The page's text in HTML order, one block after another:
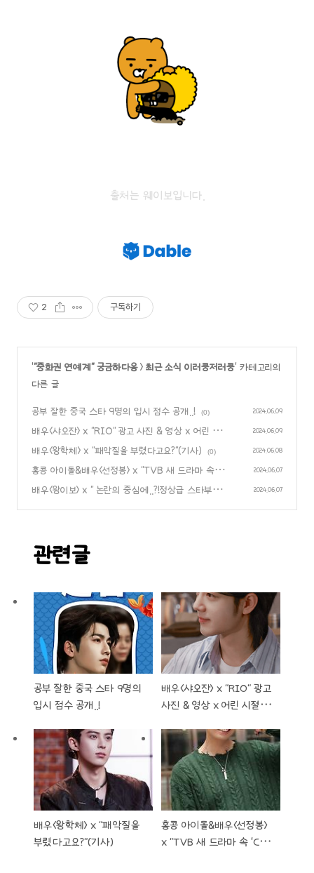
출처는 웨이보입니다.
2 구독하기
'"중화권 연예계" 궁금하다옹> 최근 소식 이러쿵저러쿵' 카테고리의
다른 글
공부 잘한 중국 스타 9명의 입시 점수 공개..! (0) 2024.06.09
배우<샤오잔> x "RIO" 광고 사진 & 영상 x 어린 시
절 사진 유출..!
(0)
2024.06.09
배우<왕학체> x "패악질을 부렸다고요?"(기사) (0) 2024.06.08
홍콩 아이돌&배우<선정봉> x "TVB 새 드라마 속 'C
P' 호평..!"모자애 열애설 양쪽 모두 직접 대응..!" (기
2024.06.07
배우<왕이보> x " 논란의 중심에..?!정상급 스타부터
2024.06.07
관련글
공부 잘한 중국 스타 9명의
입시 점수 공개..!
배우<샤오잔> x "RIO" 광고
사진 & 영상 x 어린 시절 사
배우<왕학체> x "패악질을
부렸다고요?"(기사)
홍콩 아이돌&배우<선정봉>
x "TVB 새 드라마 속 'CP'